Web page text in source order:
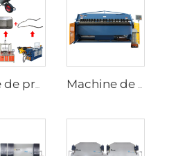
Ligne de production de soutien pour chariots à main Machine de pliage